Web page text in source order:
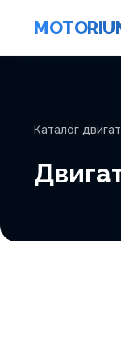
Каталог